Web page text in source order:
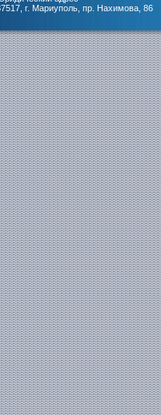
г. Мариуполь, пр. Нахимова, 86